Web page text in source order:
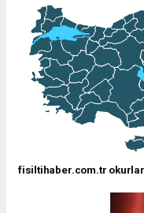
fisiltihaber.com.tr